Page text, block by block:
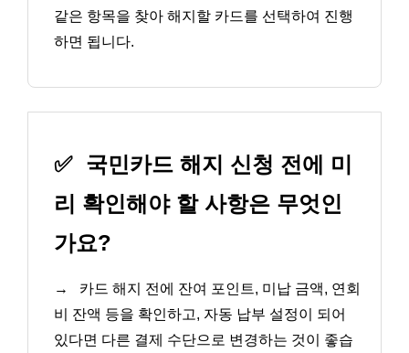
같은 항목을 찾아 해지할 카드를 선택하여 진행
하면 됩니다.
✅ 국민카드 해지 신청 전에 미
리 확인해야 할 사항은 무엇인
가요?
→
카드 해지 전에 잔여 포인트, 미납 금액, 연회
비 잔액 등을 확인하고, 자동 납부 설정이 되어
있다면 다른 결제 수단으로 변경하는 것이 좋습